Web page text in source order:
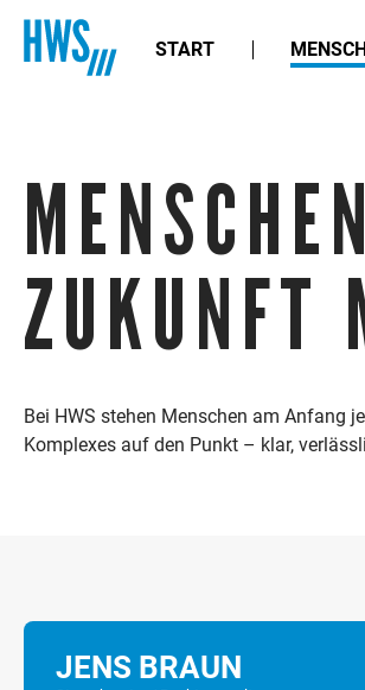
START
ZUKUNFT
Bei HWS stehen Menschen am Anfang
Komplexes auf den Punkt – klar,
JENS BRAUN
JENS